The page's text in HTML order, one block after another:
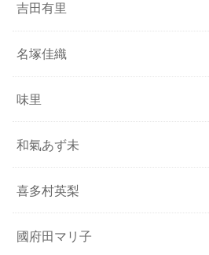
吉田有里
名塚佳織
味里
和氣あず未
喜多村英梨
國府田マリ子